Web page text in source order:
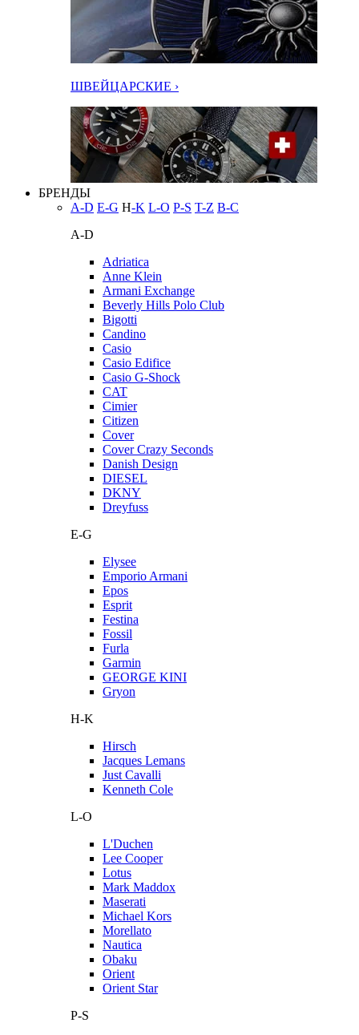
ШВЕЙЦАРСКИЕ ›
БРЕНДЫ
A-D E-G H-K L-O P-S T-Z В-С
A-D
Adriatica
Anne Klein
Armani Exchange
Beverly Hills Polo Club
Bigotti
Candino
Casio
Casio Edifice
Casio G-Shock
CAT
Cimier
Citizen
Cover
Cover Crazy Seconds
Danish Design
DIESEL
DKNY
Dreyfuss
E-G
Elysee
Emporio Armani
Epos
Esprit
Festina
Fossil
Furla
Garmin
GEORGE KINI
Gryon
H-K
Hirsch
Jacques Lemans
Just Cavalli
Kenneth Cole
L-O
L'Duchen
Lee Cooper
Lotus
Mark Maddox
Maserati
Michael Kors
Morellato
Nautica
Obaku
Orient
Orient Star
P-S